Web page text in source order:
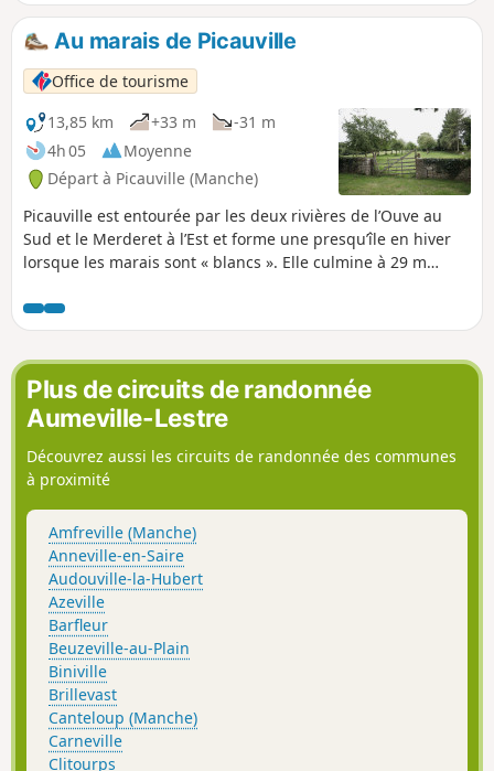
les hauteurs de Fermanville offre de
magnifiques points de vue sur le cap,
l'Anse du Brick et même le port de
Cherbourg.
Au marais de Picauville
Office de tourisme
13,85 km
+33 m
-31 m
4h 05
Moyenne
Départ à Picauville (Manche)
Picauville est entourée par les deux rivières de l’Ouve au
Sud et le Merderet à l’Est et forme une presqu’île en hiver
lorsque les marais sont « blancs ». Elle culmine à 29 m
s‘enfonce dans le bocage le long de chemins creux ou
« chasses ».
Plus de circuits de randonnée
Aumeville-Lestre
Découvrez aussi les circuits de randonnée des communes
à proximité
Amfreville (Manche)
Anneville-en-Saire
Audouville-la-Hubert
Azeville
Barfleur
Beuzeville-au-Plain
Biniville
Brillevast
Canteloup (Manche)
Carneville
Clitourps